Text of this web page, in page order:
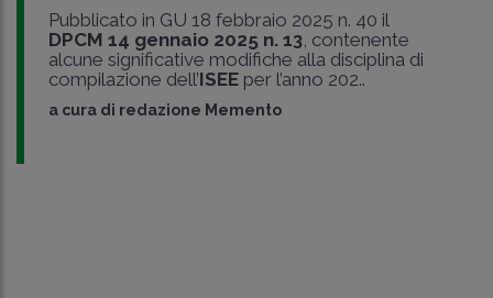
Pubblicato in GU 18 febbraio 2025 n. 40 il
DPCM 14 gennaio 2025 n. 13, contenente
alcune significative modifiche alla disciplina di
compilazione dell’ISEE per l’anno 202..
a cura di redazione Memento